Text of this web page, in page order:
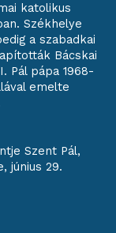
katolikus
Székhelye
a szabadkai
Bácskai
Pál pápa 1968-
emelte
Szent Pál,
június 29.